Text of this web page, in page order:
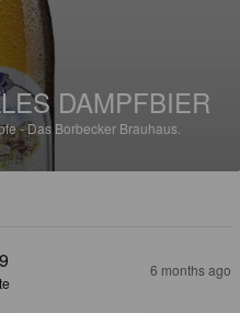
DAMPFBIER
- Das Borbecker Brauhaus.
6 months ago